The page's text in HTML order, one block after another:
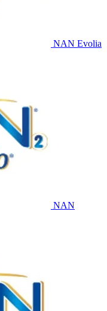
NAN Evolia
NAN